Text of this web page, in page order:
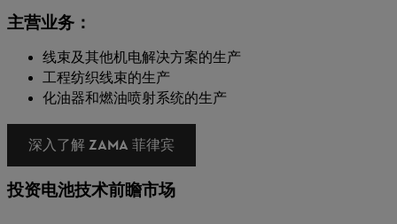
主营业务：
线束及其他机电解决方案的生产
工程纺织线束的生产
化油器和燃油喷射系统的生产
深入了解 ZAMA 菲律宾
投资电池技术前瞻市场